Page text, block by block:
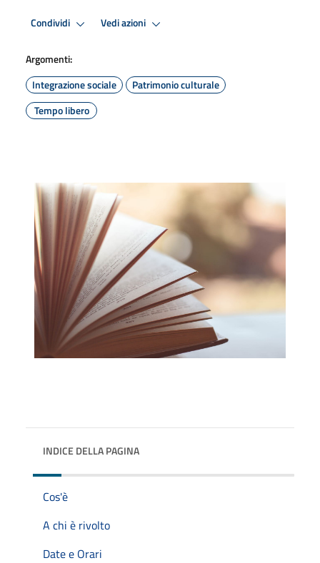
Condividi Vedi azioni
Argomenti:
Integrazione sociale
Patrimonio culturale
Tempo libero
INDICE DELLA PAGINA
Cos'è
A chi è rivolto
Date e Orari